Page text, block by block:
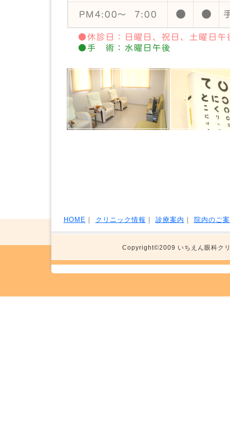
HOME ｜ クリニック情報 ｜ 診療案内 ｜ 院内のご
Copyright©2009 いちえん眼科ク